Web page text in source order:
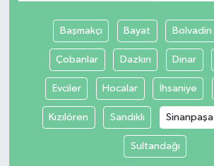
Başmakçı Bayat Bolvadin
Çobanlar Dazkırı Dinar
Evciler Hocalar İhsaniye
Kızılören Sandıklı Sinanpaşa
Sultandağı